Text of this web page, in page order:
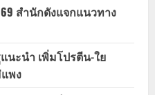
สำนักดังแจกแนวทาง
นะนำ เพิ่มโปรตีน-ใย
พง